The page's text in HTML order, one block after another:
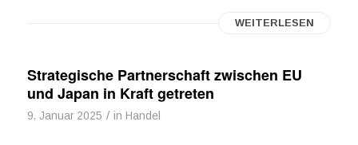
WEITERLESEN
Strategische Partnerschaft zwischen EU
und Japan in Kraft getreten
9. Januar 2025 / in Handel